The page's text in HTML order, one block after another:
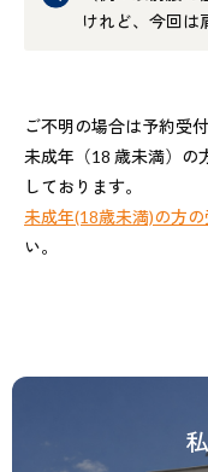
けれど、今回は
ご不明の場合は予約受
未成年（18 歳未満）の
しております。
未成年(18歳未満)の方
い。